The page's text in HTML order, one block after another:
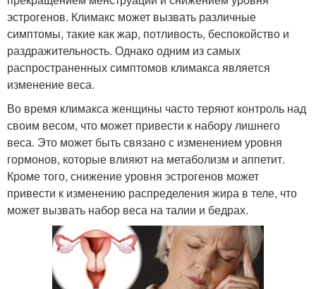
эстрогенов. Климакс может вызвать различные
симптомы, такие как жар, потливость, беспокойство и
раздражительность. Однако одним из самых
распространенных симптомов климакса является
изменение веса.
Во время климакса женщины часто теряют контроль над
своим весом, что может привести к набору лишнего
веса. Это может быть связано с изменением уровня
гормонов, которые влияют на метаболизм и аппетит.
Кроме того, снижение уровня эстрогенов может
привести к изменению распределения жира в теле, что
может вызвать набор веса на талии и бедрах.